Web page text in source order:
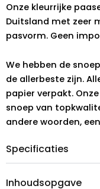
Onze kleurrijke
Duitsland met zeer
pasvorm. Geen
We hebben de
de allerbeste zijn.
papier verpakt.
snoep van
andere woorden,
Specificaties
Inhoudsopgave